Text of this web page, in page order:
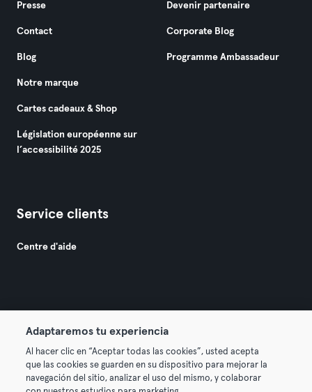
Presse
Contact
Blog
Notre marque
Cartes cadeaux & Shop
Législation européenne sur
l’accessibilité 2025
Devenir partenaire
Corporate Blog
Programme Ambassadeur
Service clients
Centre d'aide
Conditions générales Politique de confidentialité
Adaptaremos tu experiencia
Al hacer clic en “Aceptar todas las cookies”, usted acepta
que las cookies se guarden en su dispositivo para mejorar la
navegación del sitio, analizar el uso del mismo, y colaborar